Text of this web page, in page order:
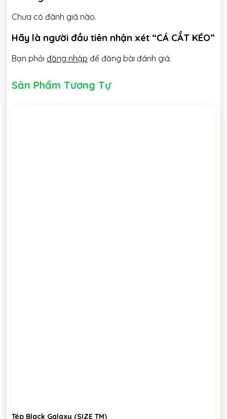
Chưa có đánh giá nào.
Hãy là người đầu tiên nhận xét “CÁ CẮT KÉO”
Bạn phải đăng nhập để đăng bài đánh giá.
Sản Phẩm Tương Tự
Tép Black Galaxy (SIZE TM)